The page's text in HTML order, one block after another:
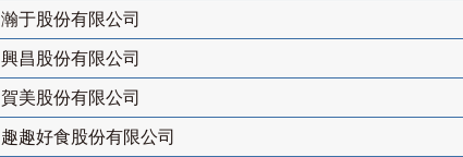
瀚于股份有限公司
興昌股份有限公司
賀美股份有限公司
趣趣好食股份有限公司